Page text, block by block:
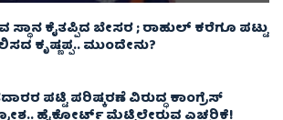
ಸ್ಥಾನ ಕೈತಪ್ಪಿದ ಬೇಸರ ; ರಾಹುಲ್ ಕರೆಗೂ ಪಟ್ಟು
ಕೃಷ್ಣಪ್ಪ.. ಮುಂದೇನು?
ಪಟ್ಟಿ ಪರಿಷ್ಕರಣೆ ವಿರುದ್ಧ ಕಾಂಗ್ರೆಸ್